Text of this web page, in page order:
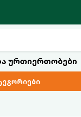
ურთიერთობები